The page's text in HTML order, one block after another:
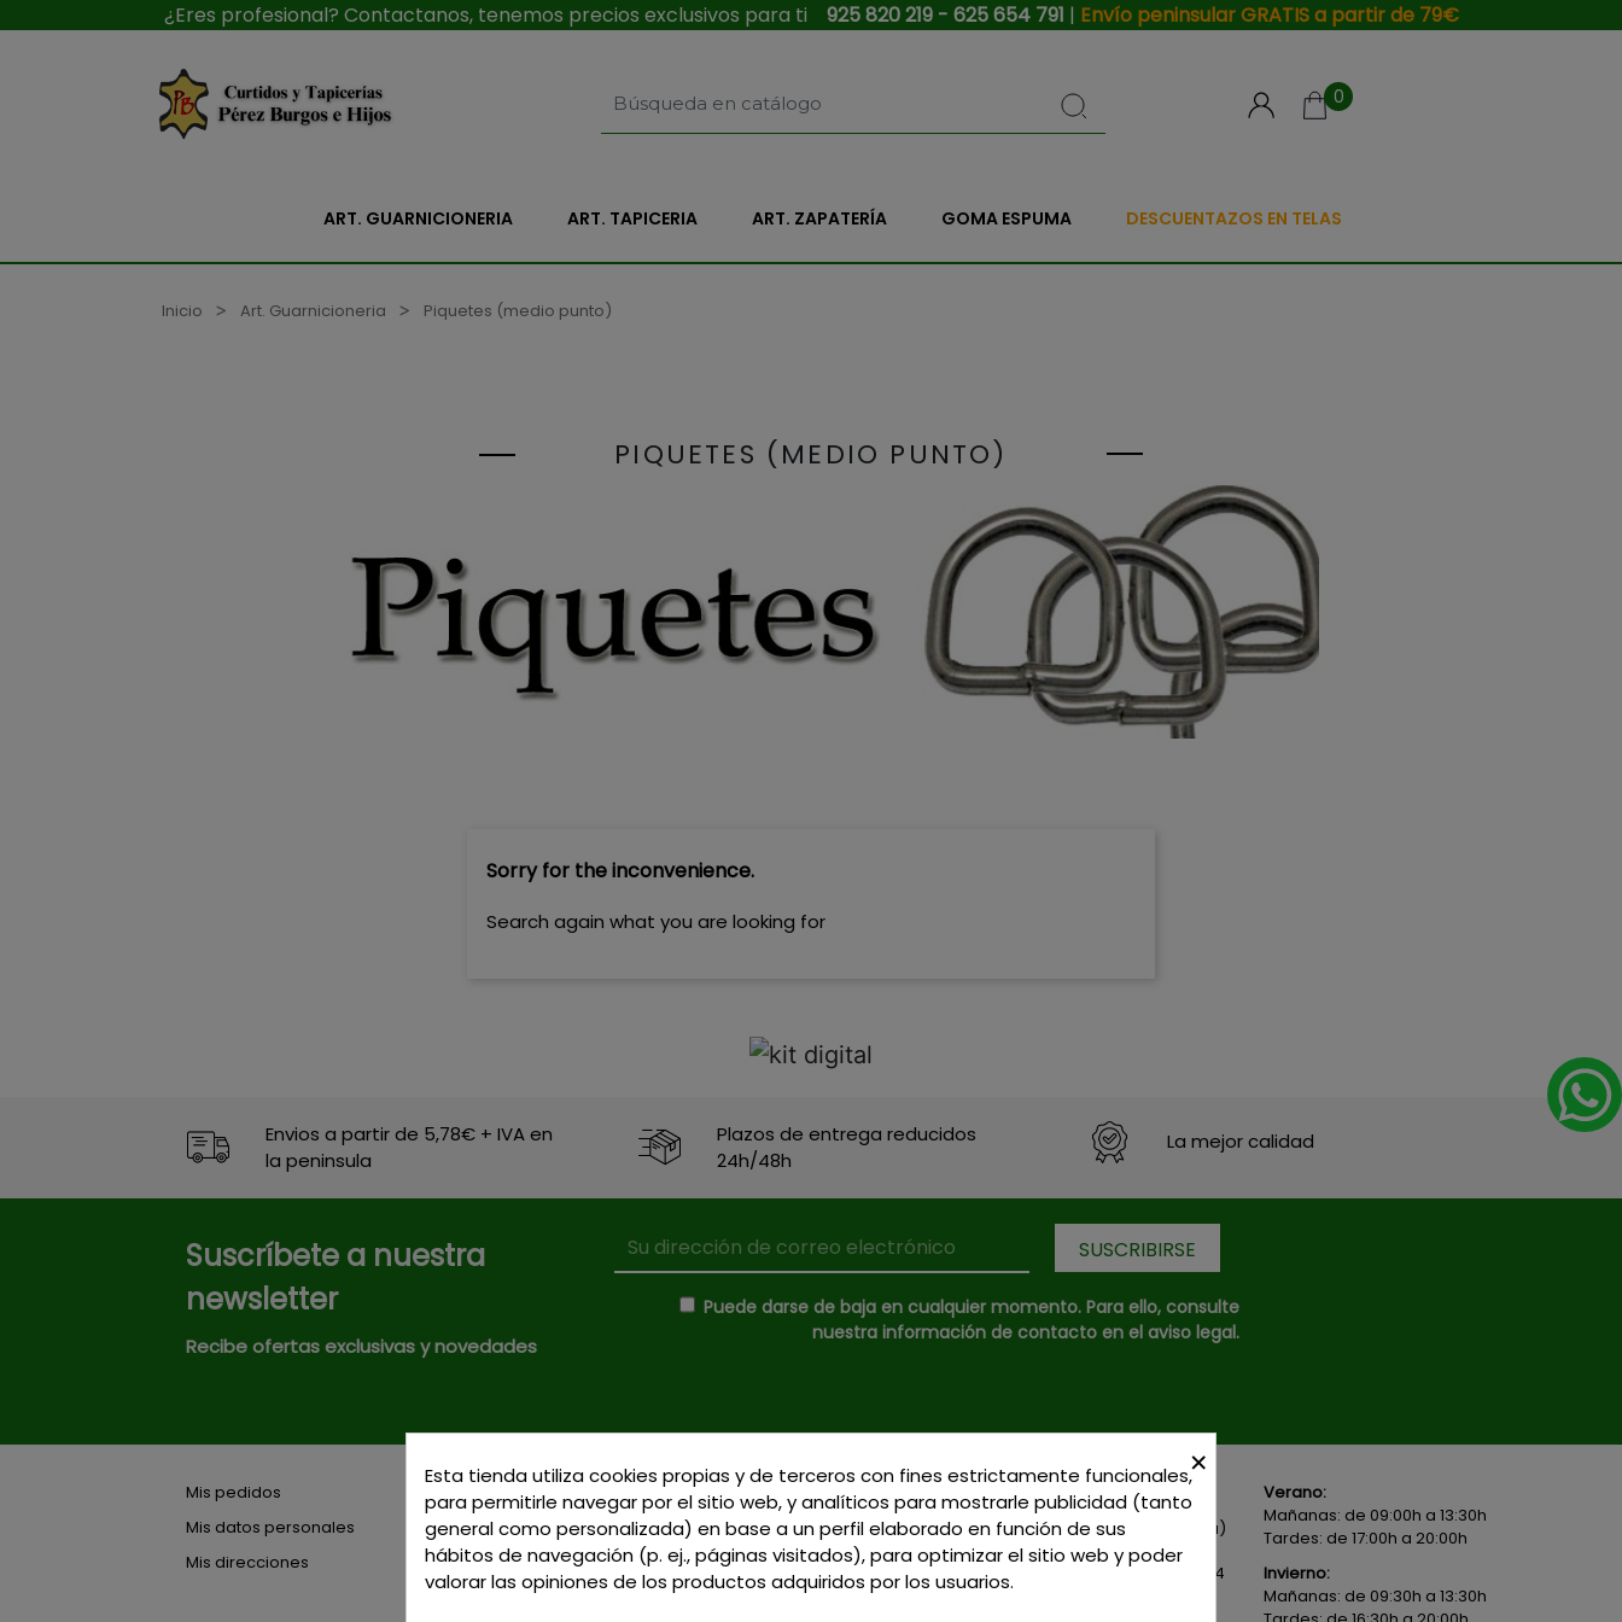
¿Eres profesional? Contactanos, tenemos precios exclusivos para ti 925 820 219 - 625 654 791 | Envío peninsular GRATIS a partir de 79€
0
ART. GUARNICIONERIA ART. TAPICERIA ART. ZAPATERÍA GOMA ESPUMA DESCUENTAZOS EN TELAS
Inicio Art. Guarnicioneria Piquetes (medio punto)
PIQUETES (MEDIO PUNTO)
Sorry for the inconvenience.
Search again what you are looking for
Envios a partir de 5,78€ + IVA en
la peninsula
Plazos de entrega reducidos
24h/48h
La mejor calidad
Suscríbete a nuestra
newsletter
Recibe ofertas exclusivas y novedades
Puede darse de baja en cualquier momento. Para ello, consulte
nuestra información de contacto en el aviso legal.
Mis pedidos
Mis datos personales
Mis direcciones
Donde Estamos
Formas de Pago
Política de Privacidad
Política de Cookies
C/ Delgadillo Nº 7 - Local 1 - 45600
Talavera de la Reina - Toledo - (España)
Llamadnos:
+34 925 82 02 19
625 654
Verano:
Mañanas: de 09:00h a 13:30h
Tardes: de 17:00h a 20:00h
Invierno:
Mañanas: de 09:30h a 13:30h
×
Esta tienda utiliza cookies propias y de terceros con fines estrictamente funcionales,
para permitirle navegar por el sitio web, y analíticos para mostrarle publicidad (tanto
general como personalizada) en base a un perfil elaborado en función de sus
hábitos de navegación (p. ej., páginas visitados), para optimizar el sitio web y poder
valorar las opiniones de los productos adquiridos por los usuarios.